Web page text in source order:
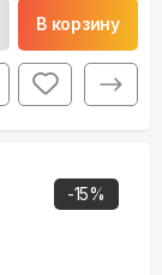
В корзину
-15%